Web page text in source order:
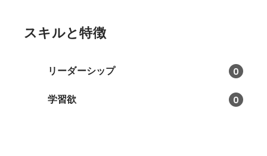
スキルと特徴
リーダーシップ 0
学習欲 0